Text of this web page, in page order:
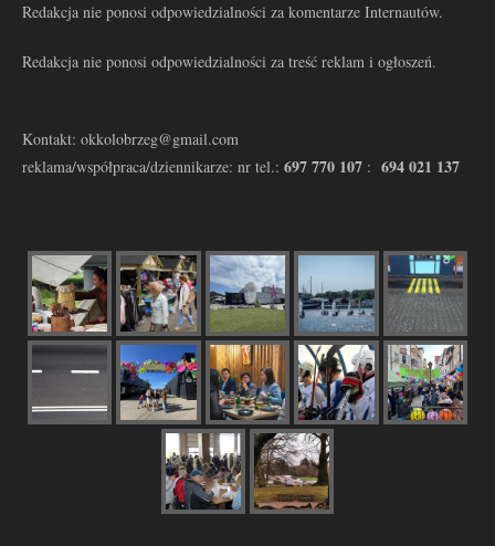
Redakcja nie ponosi odpowiedzialności za komentarze Internautów.
Redakcja nie ponosi odpowiedzialności za treść reklam i ogłoszeń.
Kontakt: okkolobrzeg@gmail.com
reklama/współpraca/dziennikarze: nr tel.: 697 770 107 : 694 021 137